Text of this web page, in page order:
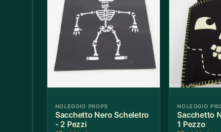
Bagno 148
Barattoli 29
Batterie 5
35
Bottiglie di Vetro 5
Filtri Azzera
LOCATION
Hangar Home
Loft
62
Teatro
NOLEGGIO PROPS
Sacchetto Nero Scheletro
- 2 Pezzi
NOLEGGIO
Sacchetto
1 Pezzo